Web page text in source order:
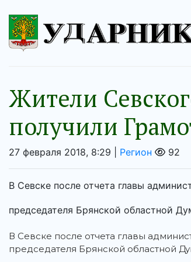
Жители
получили
27 февраля 2018, 8:29 | Регион 92
В Севске после отчета главы
председателя Брянской областной
В Севске после отчета главы
председателя Брянской областной